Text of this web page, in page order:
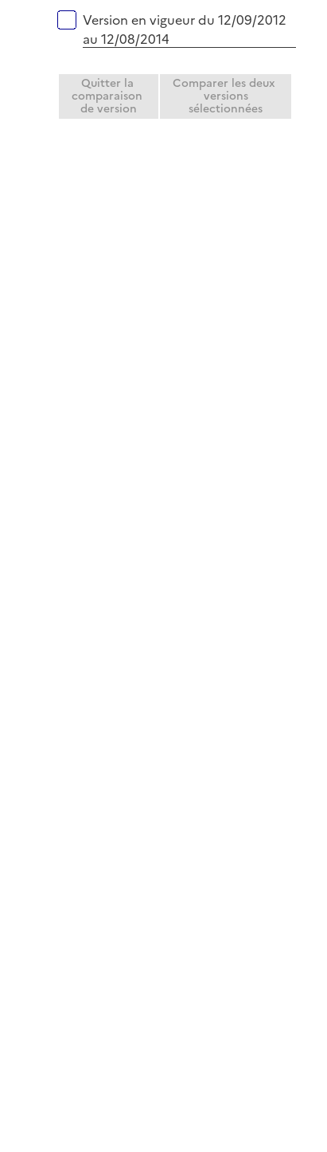
Version en vigueur du 12/09/2012
au 12/08/2014
Quitter la
comparaison
de version
Comparer les deux
versions
sélectionnées